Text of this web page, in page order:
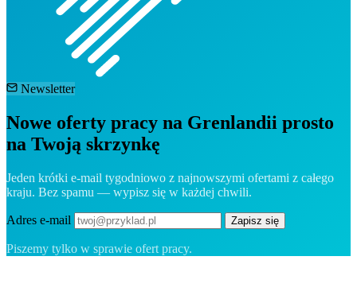
Newsletter
Nowe oferty pracy na Grenlandii prosto
na Twoją skrzynkę
Jeden krótki e-mail tygodniowo z najnowszymi ofertami z całego
kraju. Bez spamu — wypisz się w każdej chwili.
Adres e-mail Zapisz się
Piszemy tylko w sprawie ofert pracy.